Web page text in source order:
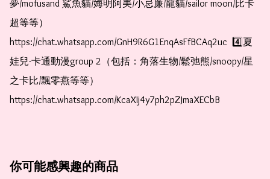
夢/mofusand 鯊魚貓/娒明阿美/小忌廉/龍貓/sailor moon/比卡
超等等）
https://chat.whatsapp.com/GnH9R6G1EnqAsFfBCAq2uc  4️⃣夏
娃兒-卡通動漫group 2（包括：角落生物/鬆弛熊/snoopy/星
之卡比/飄零燕等等）
https://chat.whatsapp.com/KcaXIj4y7ph2pZJmaXECbB
你可能感興趣的商品